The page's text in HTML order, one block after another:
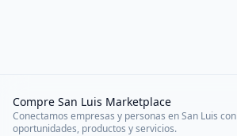
Compre San Luis Marketplace
Conectamos empresas y personas en San Luis con
oportunidades, productos y servicios.